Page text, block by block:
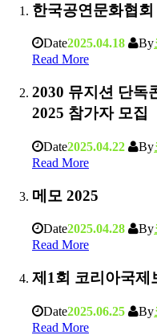
한국공연문화협
Date2025.04.18 By
Read More
2030 뮤지션 단독
2025 참가자 모집
Date2025.04.22 By
Read More
메모 2025
Date2025.04.28 By
Read More
제1회 코리아국제
Date2025.06.25 By
Read More